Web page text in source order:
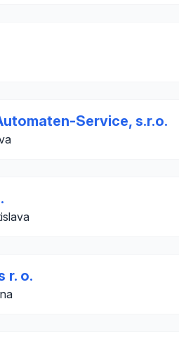
Service, s.r.o.
r. o.